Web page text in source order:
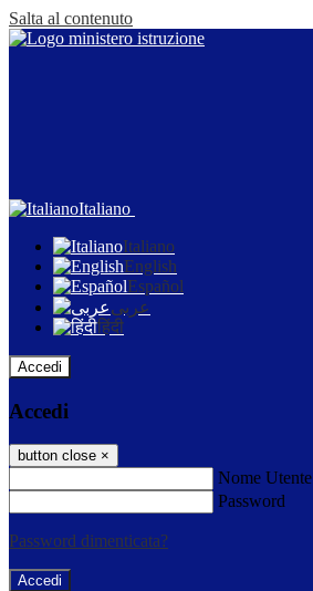
Salta al contenuto
Italiano
Italiano
English
Español
عربى
हिंदी
Accedi
Accedi
button close ×
Nome Utente
Password
Password dimenticata?